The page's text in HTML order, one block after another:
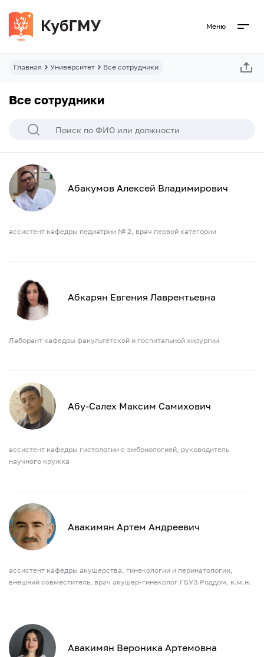
Меню
Главная Университет Все сотрудники
Все сотрудники
Абакумов Алексей Владимирович
ассистент кафедры педиатрии № 2, врач первой категории
Абкарян Евгения Лаврентьевна
Лаборант кафедры факультетской и госпитальной хирургии
Абу-Салех Максим Самихович
ассистент кафедры гистологии с эмбриологией, руководитель
научного кружка
Авакимян Артем Андреевич
ассистент кафедры акушерства, гинекологии и перинатологии,
внешний совместитель, врач акушер-гинеколог ГБУЗ Роддом, к.м.н.
Авакимян Вероника Артемовна